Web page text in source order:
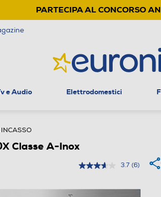
PARTECIPA AL CONCORSO
e Audio Elettrodomestici
Classe A-Inox
3.7 (6)